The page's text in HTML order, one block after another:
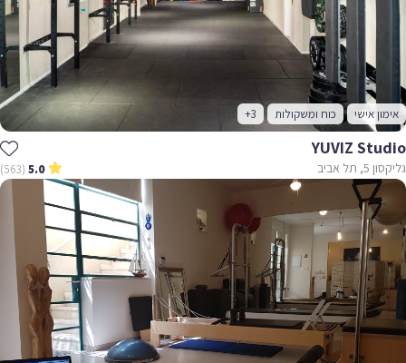
אימון אישי כוח ומשקולות +3
YUVIZ Studio
גליקסון 5, תל אביב 5.0
(563)